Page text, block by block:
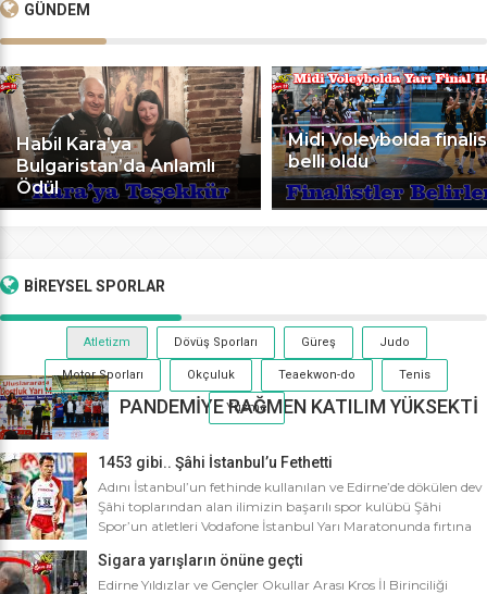
GÜNDEM
Habil Kara’ya
Bulgaristan’da Anlamlı
Ödül
Midi Voleybolda
belli oldu
BİREYSELSPORLAR
Atletizm Dövüş Sporları Güreş Judo
Motor Sporları Okçuluk Teaekwon-do Tenis
Yüzme
PANDEMİYE RAĞMEN KATILIM YÜKSEKTİ
1453 gibi.. Şâhi İstanbul’u Fethetti
Adını İstanbul’un fethinde kullanılan ve Edirne’de dökülen dev
Şâhi toplarından alan ilimizin başarılı spor kulübü Şâhi
Spor’un atletleri Vodafone İstanbul Yarı Maratonunda fırtına
Vodafone İstanbul Yarı Maratonu’na ilimizden Şâhi Spor 5
sporcusuyla katıldı. Vodafone İstanbul Yarı Maratonu 10 bin
Sigara yarışların önüne geçti
Edirne Yıldızlar ve Gençler Okullar Arası Kros İl Birinciliği